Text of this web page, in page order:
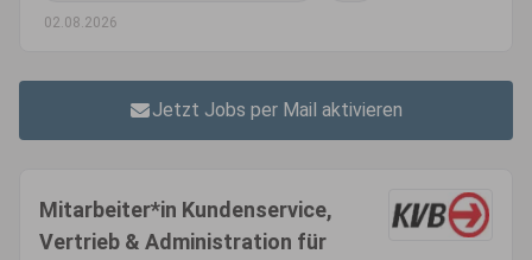
02.08.2026
Jetzt Jobs per Mail aktivieren
Mitarbeiter*in Kundenservice,
Vertrieb & Administration für